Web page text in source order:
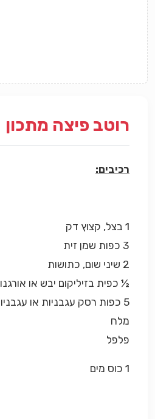
רוטב פיצה מתכון
רכיבים:
1 בצל, קצוץ דק
3 כפות שמן זית
2 שיני שום, כתושות
½ כפית בזיליקום יבש או אורגנו
5 כפות רסק עגבניות או עגבניות כתושות
מלח
פלפל
1 כוס מים